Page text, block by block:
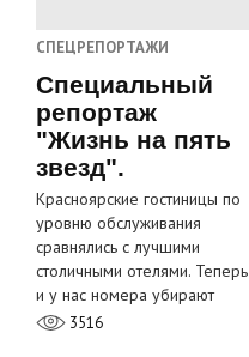
СПЕЦРЕПОРТАЖИ
Специальный
репортаж
"Жизнь на пять
звезд".
Красноярские гостиницы по
уровню обслуживания
сравнялись с лучшими
столичными отелями. Теперь
и у нас номера убирают
3516